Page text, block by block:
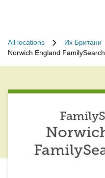
All locations Их Британи
Norwich England